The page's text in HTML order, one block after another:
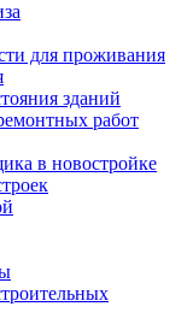
для проживания
зданий
работ
в новостройке